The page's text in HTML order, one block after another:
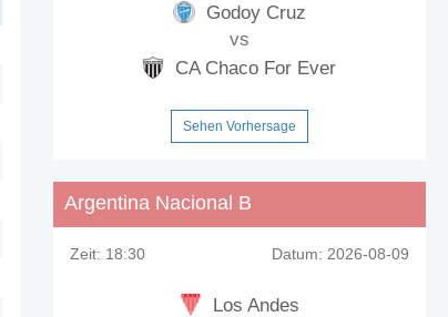
Godoy Cruz
vs
CA Chaco For Ever
Sehen Vorhersage
Argentina Nacional B
Zeit: 18:30 Datum: 2026-08-09
Los Andes